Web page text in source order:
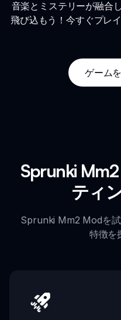
音楽とミステリーが融合
飛び込もう！今すぐプレ
ゲーム
Sprunki
ティ
Sprunki Mm2 Modを
特徴を